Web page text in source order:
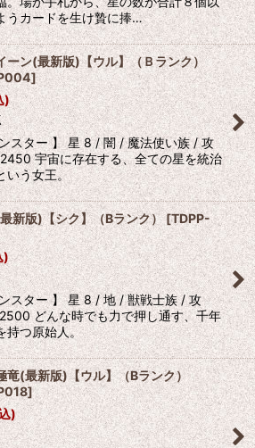
うカードを生け贄に捧…
ーン(最新版)【ウル】（Ｂランク）
]
)
スター 】 星 8 / 闇 / 魔法使い族 / 攻
宇宙に存在する、全ての星を統治
いう女王。
新版)【シク】（Bランク）[TDPP-
)
スター 】 星 8 / 地 / 獣戦士族 / 攻
どんな時でも力で押し通す、千年
持つ原始人。
竜(最新版)【ウル】（Bランク）
]
)